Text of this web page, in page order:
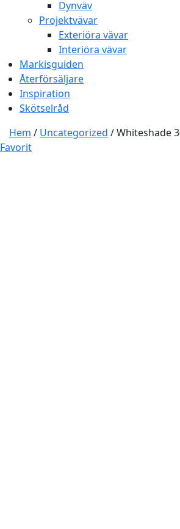
Dynväv
Projektvävar
Exteriöra vävar
Interiöra vävar
Markisguiden
Återförsäljare
Inspiration
Skötselråd
Hem / Uncategorized / Whiteshade
Favorit